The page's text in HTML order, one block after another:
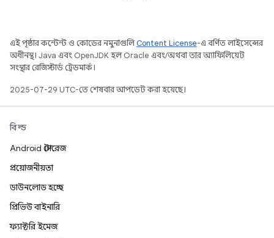
এই পৃষ্ঠার কন্টেন্ট ও কোডের নমুনাগুলিContent License-এ বর্ণিত লাইসেন্সের
অধীনস্থ। Java এবং OpenJDK হল Oracle এবং/অথবা তার অ্যাফিলিয়েট
সংস্থার রেজিস্টার্ড ট্রেডমার্ক।
2025-07-29 UTC-তে শেষবার আপডেট করা হয়েছে।
বিল্ড
Android স্টোরেজ
প্রয়োজনীয়তা
ডাউনলোড হচ্ছে
প্রিভিউ বাইনারি
ফ্যাক্টরি ইমেজ